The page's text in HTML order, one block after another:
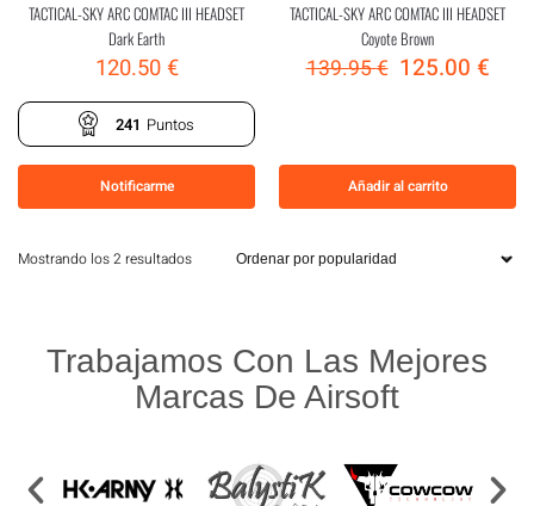
TACTICAL-SKY ARC COMTAC III HEADSET
Dark Earth
120.50€
241 Puntos
Notificarme
TACTICAL-SKY ARC COMTAC III HEADSET
Coyote Brown
139.95€ 125.00 €
Añadir al carrito
Mostrando los 2 resultados
Trabajamos Con Las Mejores
Marcas De Airsoft